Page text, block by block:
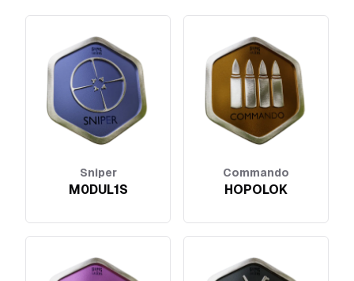
Sniper
M0DUL1S
Commando
HOPOLOK